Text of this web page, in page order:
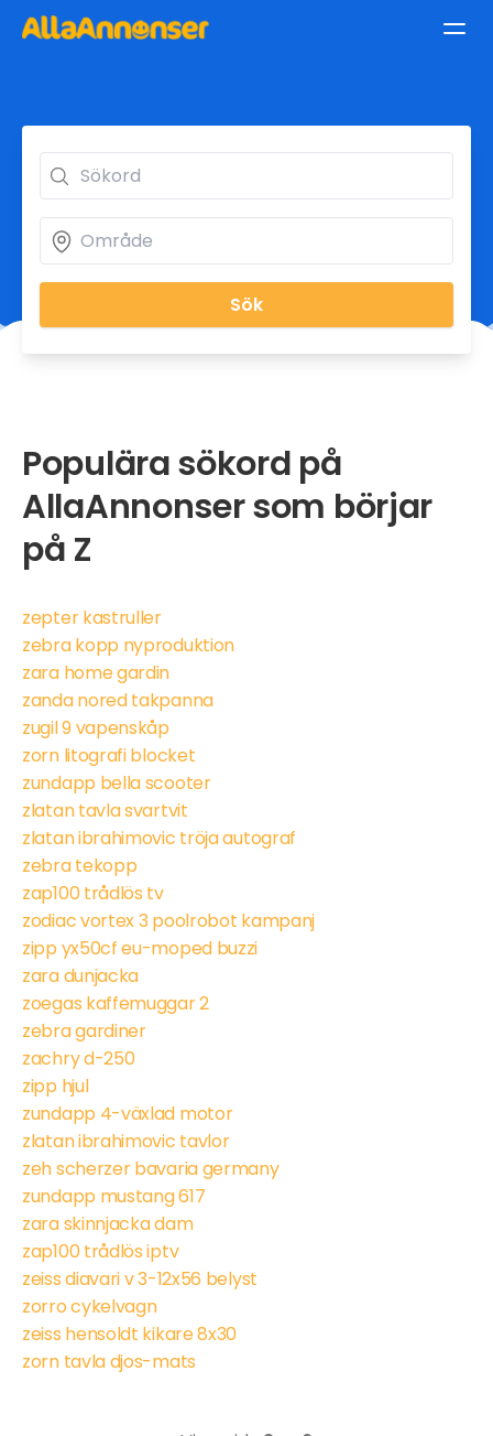
Sök
Populära sökord på
AllaAnnonser som börjar
på Z
zepter kastruller
zebra kopp nyproduktion
zara home gardin
zanda nored takpanna
zugil 9 vapenskåp
zorn litografi blocket
zundapp bella scooter
zlatan tavla svartvit
zlatan ibrahimovic tröja autograf
zebra tekopp
zap100 trådlös tv
zodiac vortex 3 poolrobot kampanj
zipp yx50cf eu-moped buzzi
zara dunjacka
zoegas kaffemuggar 2
zebra gardiner
zachry d-250
zipp hjul
zundapp 4-växlad motor
zlatan ibrahimovic tavlor
zeh scherzer bavaria germany
zundapp mustang 617
zara skinnjacka dam
zap100 trådlös iptv
zeiss diavari v 3-12x56 belyst
zorro cykelvagn
zeiss hensoldt kikare 8x30
zorn tavla djos-mats